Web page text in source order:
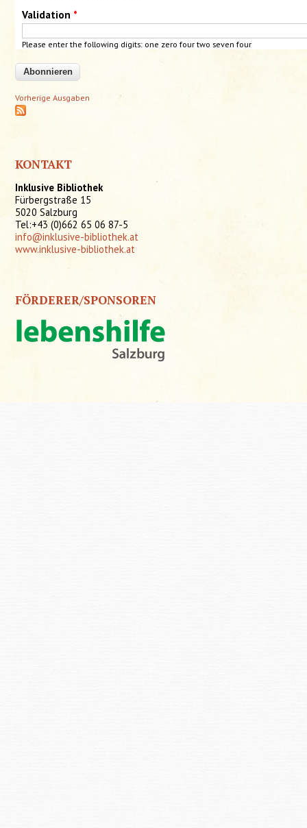
Validation *
Please enter the following digits: one zero four two seven four
Vorherige Ausgaben
KONTAKT
Inklusive Bibliothek
Fürbergstraße 15
5020 Salzburg
Tel:+43 (0)662 65 06 87-5
info@inklusive-bibliothek.at
www.inklusive-bibliothek.at
FÖRDERER/SPONSOREN